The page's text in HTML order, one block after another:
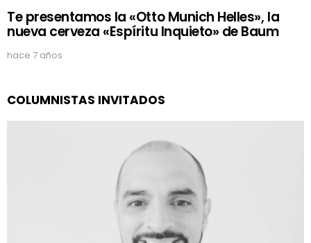
Te presentamos la «Otto Munich Helles», la
nueva cerveza «Espíritu Inquieto» de Baum
hace 7 años
COLUMNISTAS INVITADOS